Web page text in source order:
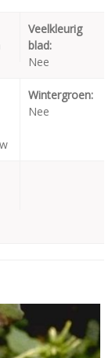
Veelkleurig
blad:
Nee
Wintergroen:
Nee